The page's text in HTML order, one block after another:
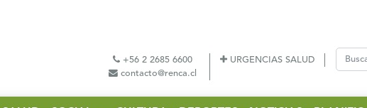
+56 2 2685 6600
contacto@renca.cl
URGENCIAS SALUD